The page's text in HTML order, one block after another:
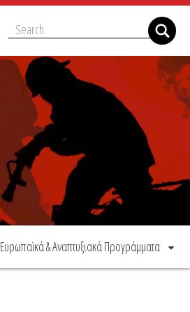
Ευρωπαϊκά & Αναπτυξιακά Προγράμματα